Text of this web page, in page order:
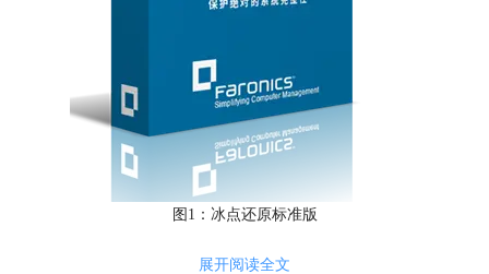
图1：冰点还原标准版
是，如果 Windows 需要缺少的文件，则系统将要求你插入恢复媒体，该
展开阅读全文